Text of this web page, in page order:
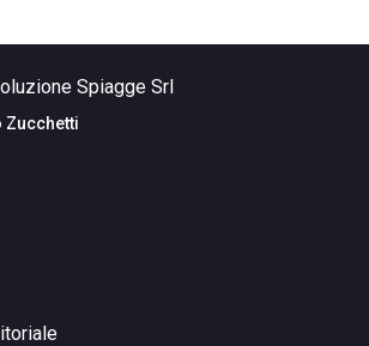
Spiagge Srl
Zucchetti